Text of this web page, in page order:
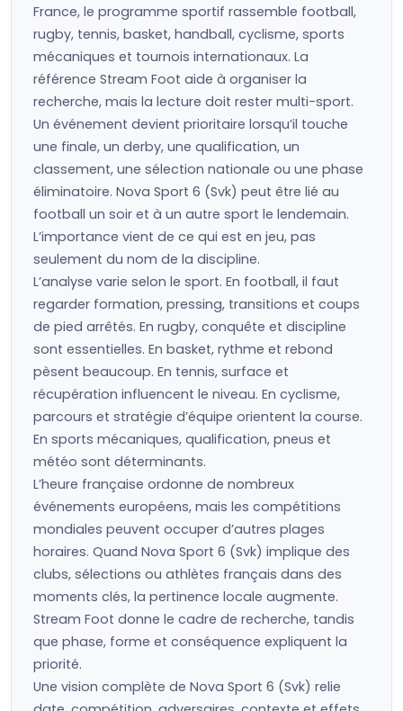
France, le programme sportif rassemble football,
rugby, tennis, basket, handball, cyclisme, sports
mécaniques et tournois internationaux. La
référence Stream Foot aide à organiser la
recherche, mais la lecture doit rester multi-sport.
Un événement devient prioritaire lorsqu’il touche
une finale, un derby, une qualification, un
classement, une sélection nationale ou une phase
éliminatoire. Nova Sport 6 (Svk) peut être lié au
football un soir et à un autre sport le lendemain.
L’importance vient de ce qui est en jeu, pas
seulement du nom de la discipline.
L’analyse varie selon le sport. En football, il faut
regarder formation, pressing, transitions et coups
de pied arrêtés. En rugby, conquête et discipline
sont essentielles. En basket, rythme et rebond
pèsent beaucoup. En tennis, surface et
récupération influencent le niveau. En cyclisme,
parcours et stratégie d’équipe orientent la course.
En sports mécaniques, qualification, pneus et
météo sont déterminants.
L’heure française ordonne de nombreux
événements européens, mais les compétitions
mondiales peuvent occuper d’autres plages
horaires. Quand Nova Sport 6 (Svk) implique des
clubs, sélections ou athlètes français dans des
moments clés, la pertinence locale augmente.
Stream Foot donne le cadre de recherche, tandis
que phase, forme et conséquence expliquent la
priorité.
Une vision complète de Nova Sport 6 (Svk) relie